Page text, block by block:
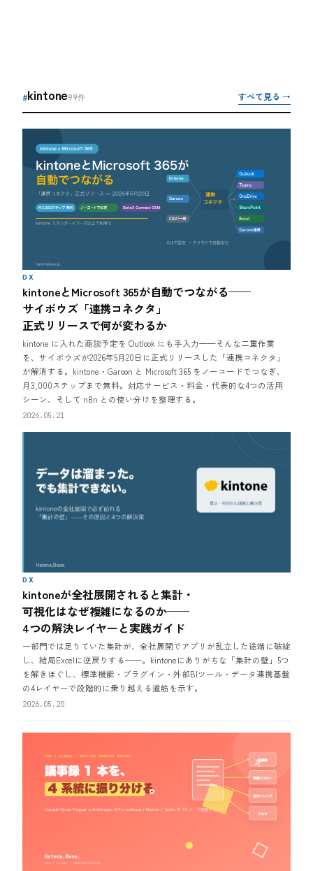
#kintone99件 すべて見る →
DX
kintoneとMicrosoft 365が自動でつながる——
サイボウズ「連携コネクタ」
正式リリースで何が変わるか
kintone に入れた商談予定を Outlook にも手入力——そんな二重作業
を、サイボウズが2026年5月20日に正式リリースした「連携コネクタ」
が解消する。kintone・Garoon と Microsoft 365 をノーコードでつなぎ、
月3,000ステップまで無料。対応サービス・料金・代表的な4つの活用
シーン、そして n8n との使い分けを整理する。
2026.05.21
DX
kintoneが全社展開されると集計・
可視化はなぜ複雑になるのか——
4つの解決レイヤーと実践ガイド
一部門では足りていた集計が、全社展開でアプリが乱立した途端に破綻
し、結局Excelに逆戻りする——。kintoneにありがちな「集計の壁」5つ
を解きほぐし、標準機能・プラグイン・外部BIツール・データ連携基盤
の4レイヤーで段階的に乗り越える道筋を示す。
2026.05.20